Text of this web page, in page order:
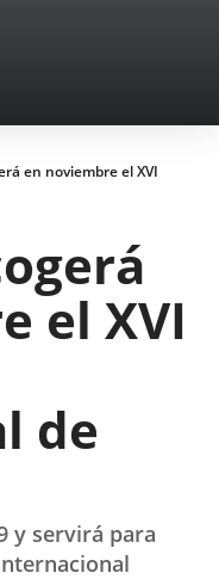
en noviembre el XVI
el XVI
de
y servirá para